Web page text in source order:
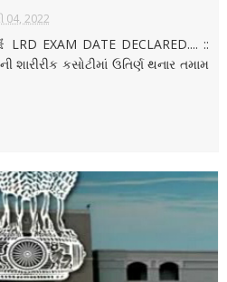
2022
EXAM DATE DECLARED.... ::
શારીરીક કસોટીમાં ઉતિર્ણ થનાર તમામ